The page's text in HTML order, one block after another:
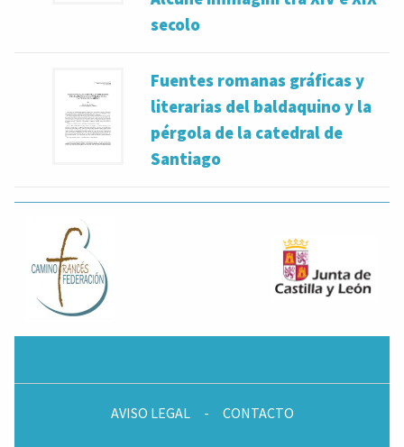
secolo
Fuentes romanas gráficas y
literarias del baldaquino y la
pérgola de la catedral de
Santiago
AVISO LEGAL - CONTACTO